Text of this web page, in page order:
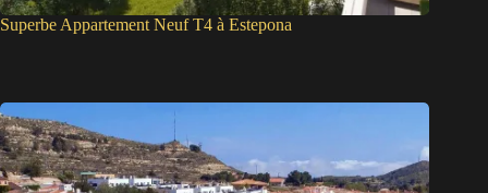
Superbe Appartement Neuf T4 à Estepona